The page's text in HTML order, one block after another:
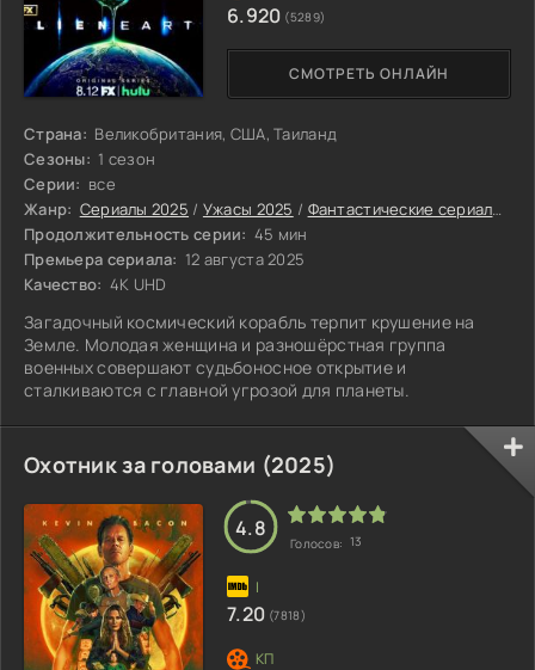
Страна: Великобритания, США, Таиланд
Сезоны: 1 сезон
Серии: все
Жанр: Сериалы 2025 / Ужасы 2025 / Фантастические сериалы 2025
Продолжительность серии: 45 мин
Премьера сериала: 12 августа 2025
Качество: 4K UHD
Загадочный космический корабль терпит крушение на
Земле. Молодая женщина и разношёрстная группа
военных совершают судьбоносное открытие и
сталкиваются с главной угрозой для планеты.
СМОТРЕТЬ ОНЛАЙН
6.920 (5289)
Охотник за головами (2025)
4.8
Голосов: 13
7.20 (7818)